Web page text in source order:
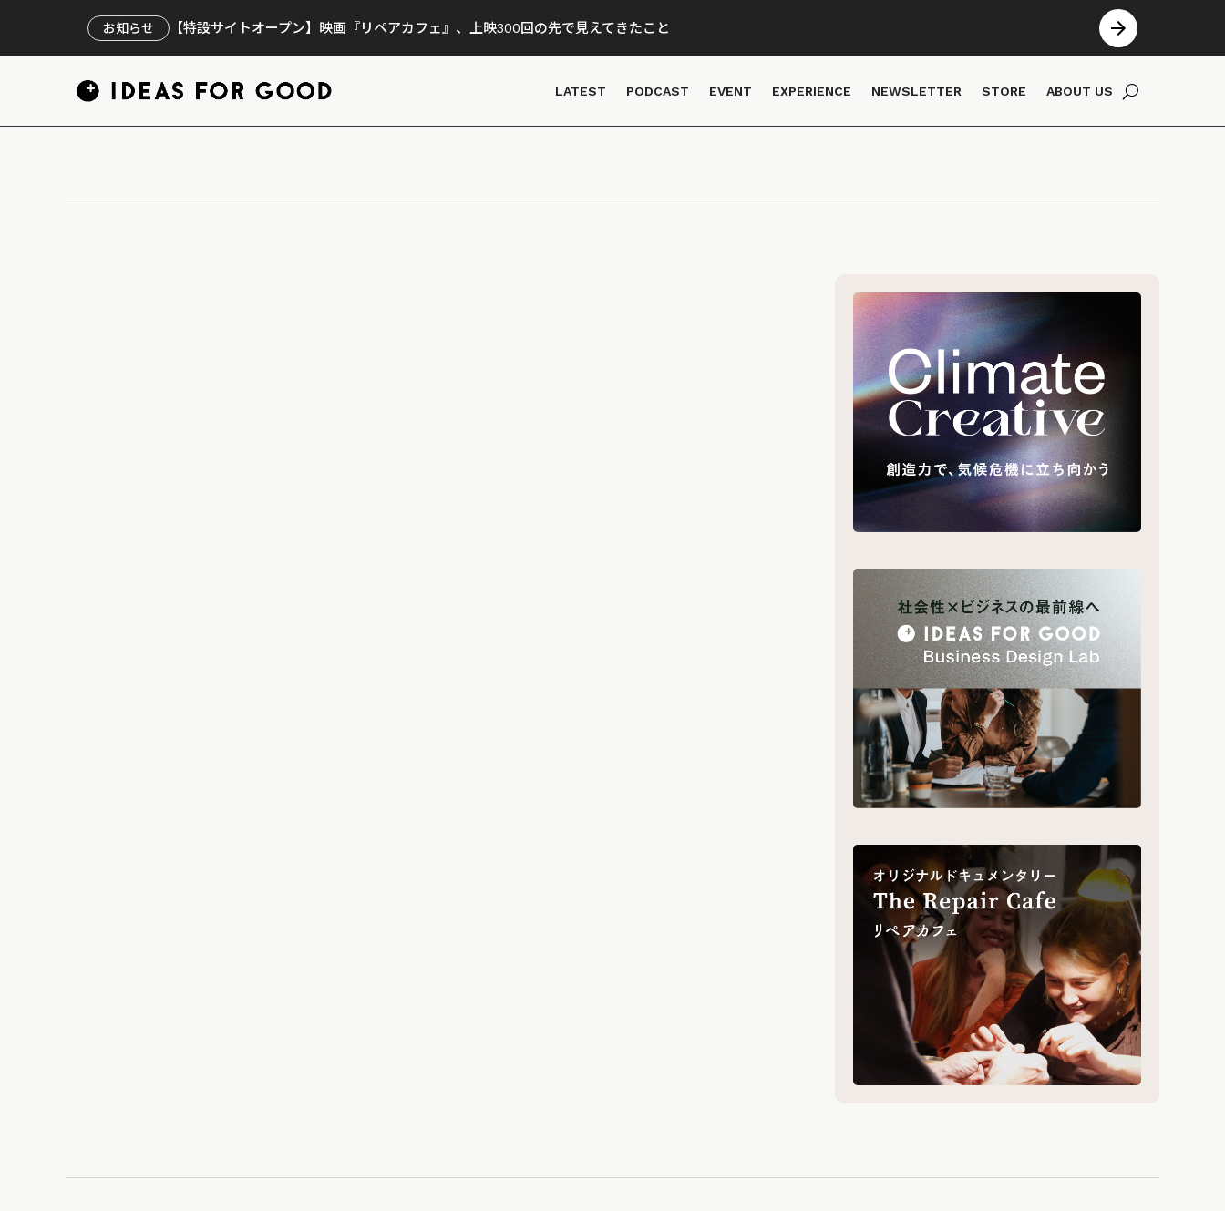
お知らせ 【特設サイトオープン】映画『リペアカフェ』、上映300回の先で見えてきたこと
LATEST PODCAST EVENT EXPERIENCE NEWSLETTER STORE ABOUT US